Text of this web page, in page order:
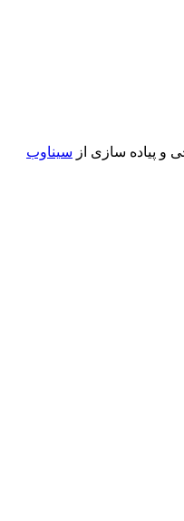
و پیاده سازی از سیناوب